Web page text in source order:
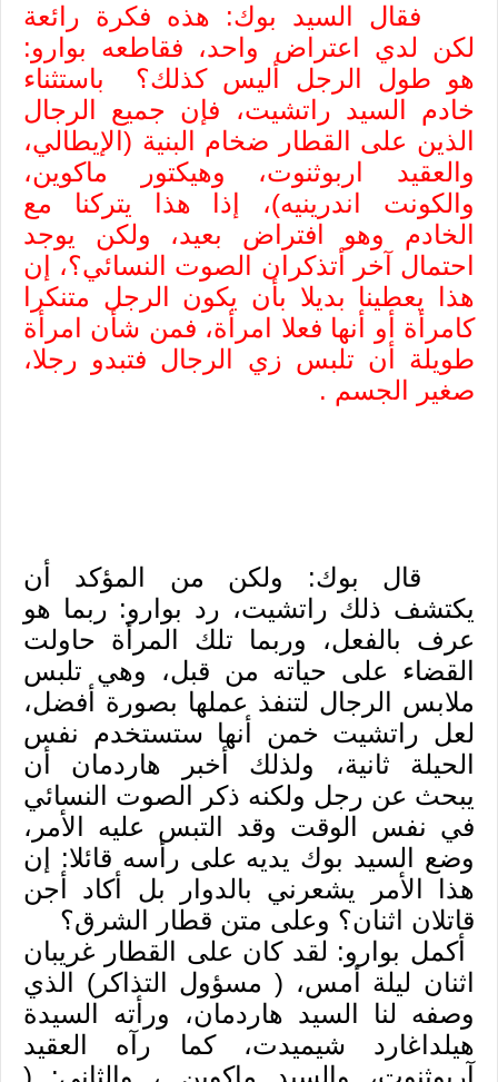
فقال السيد بوك: هذه فكرة رائعة
لكن لدي اعتراض واحد، فقاطعه بوارو:
هو طول الرجل أليس كذلك؟ باستثناء
خادم السيد راتشيت، فإن جميع الرجال
الذين على القطار ضخام البنية (الإيطالي،
والعقيد اربوثنوت، وهيكتور ماكوين،
والكونت اندرينيه)، إذا هذا يتركنا مع
الخادم وهو افتراض بعيد، ولكن يوجد
احتمال آخر أتذكران الصوت النسائي؟، إن
هذا يعطينا بديلا بأن يكون الرجل متنكرا
كامرأة أو أنها فعلا امرأة، فمن شأن امرأة
طويلة أن تلبس زي الرجال فتبدو رجلا،
صغير الجسم .
قال بوك: ولكن من المؤكد أن
يكتشف ذلك راتشيت، رد بوارو: ربما هو
عرف بالفعل، وربما تلك المرأة حاولت
القضاء على حياته من قبل، وهي تلبس
ملابس الرجال لتنفذ عملها بصورة أفضل،
لعل راتشيت خمن أنها ستستخدم نفس
الحيلة ثانية، ولذلك أخبر هاردمان أن
يبحث عن رجل ولكنه ذكر الصوت النسائي
في نفس الوقت وقد التبس عليه الأمر،
وضع السيد بوك يديه على رأسه قائلا: إن
هذا الأمر يشعرني بالدوار بل أكاد أجن
قاتلان اثنان؟ وعلى متن قطار الشرق؟
أكمل بوارو: لقد كان على القطار غريبان
اثنان ليلة أمس، ( مسؤول التذاكر) الذي
وصفه لنا السيد هاردمان، ورأته السيدة
هيلداغارد شيميدت، كما رآه العقيد